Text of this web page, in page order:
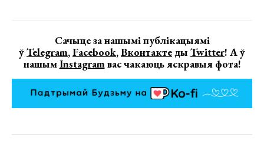
Сачыце за нашымі публікацыямі
ўTelegram,Facebook,Вконтактеды Twitter! А ў
нашымInstagramвас чакаюць яскравыя фота!